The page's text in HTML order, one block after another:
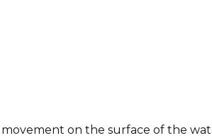
on the surface of the